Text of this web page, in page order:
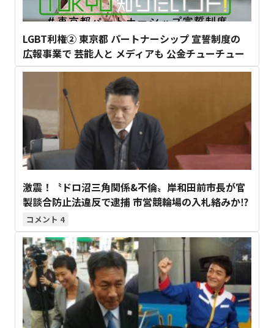
LGBT利権② 東京都 パートナーシップ 宣誓制度の
広報事業で 芸能人と メディアも 公金チューチュー
激震！〝ドロ沼三角関係&不倫〟岸和田前市長が官
製談合防止法違反で逮捕 市営競輪場の入札絡みか⁉
4